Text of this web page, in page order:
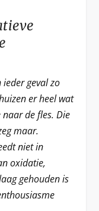
geval zo
er heel wat
de fles. Die
maar.
niet in
oxidatie,
gehouden is